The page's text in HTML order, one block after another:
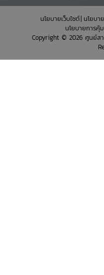
นโยบายเว็บไซต์ นโยบา
นโยบายการคุ้
Copyright © 2026 ศูนย์ส